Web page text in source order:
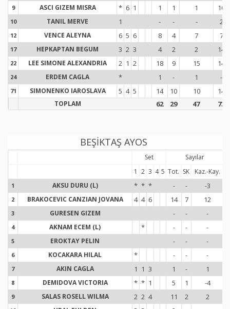
9 ASCI GIZEM MISRA * 6 1 1 1 1 10
10 TANIL MERVE 1 - - - 2
12 VENCE ALEYNA 6 5 6 8 4 7 7
17 HEPKAPTAN BEGUM 3 2 3 4 2 2 14
22 LEE SIMONE ALEXANDRIA 2 1 2 18 9 15 14
24 ERDEM CAGLA * 1 - 1 -
71 SIMONENKO IAROSLAVA 5 4 5 14 10 10 14
TOPLAM 62 29 47 73
BEŞİKTAŞ AYOS
Set
Sayılar
1 2 3 4 5 Tot. SK Kaz.-Kay.
1 AKSU DURU (L) * * * - - -3
2 BRAKOCEVIC CANZIAN JOVANA 4 4 6 14 7 12
3 GURESEN GIZEM - - -
4 AKNAM ECEM (L) * - - -
5 EROKTAY PELIN - - -
6 KOCAKARA HILAL * - - -
7 AKIN CAGLA 1 1 3 1 - 1
8 DEMIDOVA VICTORIA * * 1 5 1 -4
9 SALAS ROSELL WILMA 2 2 4 11 2 2